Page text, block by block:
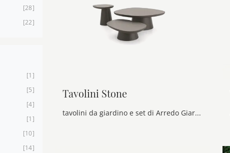
28
22
1
5
4
1
10
14
Tavolini Stone
tavolini da giardino e set di Arredo Giardino delle migliori marche: ottieni informazioni sul modello Tavolini Stone di Ditre Italia, clicca subito!